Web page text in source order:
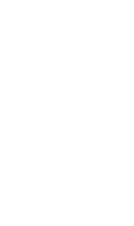
bulun.